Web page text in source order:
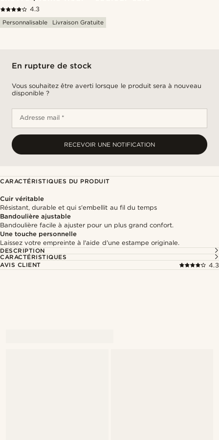
4.3
Personnalisable
Livraison Gratuite
En rupture de stock
Vous souhaitez être averti lorsque le produit sera à nouveau
disponible ?
Adresse mail *
RECEVOIR UNE NOTIFICATION
CARACTÉRISTIQUES DU PRODUIT
Cuir véritable
Résistant, durable et qui s'embellit au fil du temps
Bandoulière ajustable
Bandoulière facile à ajuster pour un plus grand confort.
Une touche personnelle
Laissez votre empreinte à l'aide d'une estampe originale.
DESCRIPTION
CARACTÉRISTIQUES
AVIS CLIENT
4.3